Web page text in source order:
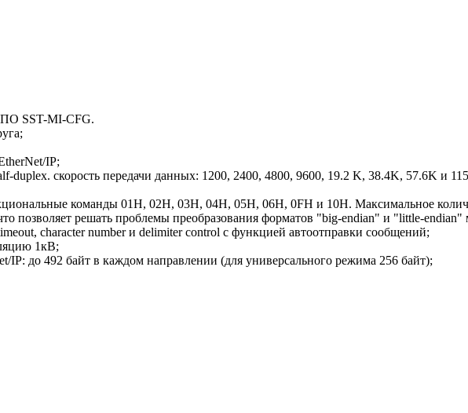
ПО SST-MI-CFG.
IP;
duplex. скорость передачи данных: 1200, 2400, 4800, 9600, 19.2 K, 38.4K, 57.6K и
команды 01H, 02H, 03H, 04H, 05H, 06H, 0FH и 10H. Максимальное
позволяет решать проблемы преобразования форматов "big-endian" и "little-endian"
character number и delimiter control с функцией автоотправки сообщений;
1кВ;
до 492 байт в каждом направлении (для универсального режима 256 байт);